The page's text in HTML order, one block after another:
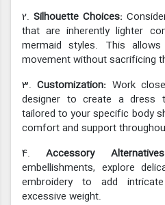
2. Silhouette Choices:
that are inherently lighter
mermaid styles. This
movement without sacrificing
3.Customization: Work
designer to create a
tailored to your specific body
comfort and support
4.Accessory
embellishments, explore
embroidery to add
excessive weight.